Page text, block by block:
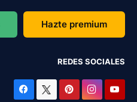
Hazte premium
REDES SOCIALES